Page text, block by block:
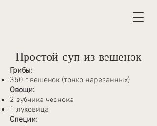
Простой суп из вешенок
Грибы:
350 г вешенок (тонко нарезанных)
Овощи:
2 зубчика чеснока
1 луковица
Специи: